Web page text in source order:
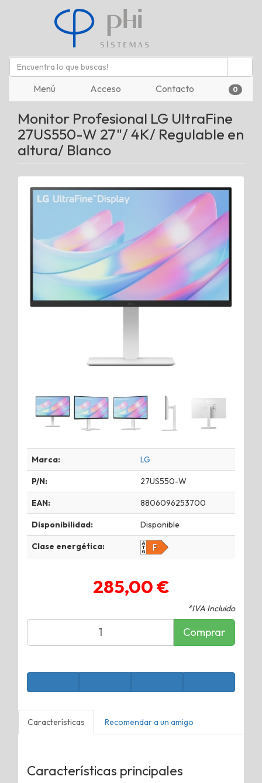
Menú Acceso Contacto 0
Monitor Profesional LG UltraFine
27US550-W 27"/ 4K/ Regulable en
altura/ Blanco
Marca: LG
P/N: 27US550-W
EAN: 8806096253700
Disponibilidad: Disponible
Clase energética:
285,00 €
*IVA Incluido
Comprar
Características Recomendar a un amigo
Características principales